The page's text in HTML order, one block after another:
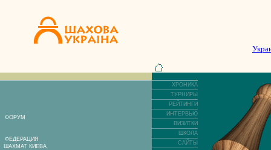
ФОРУМ
ФЕДЕРАЦИЯ
ШАХМАТ КИЕВА
ХРОНИКА
ТУРНИРЫ
РЕЙТИНГИ
ИНТЕРВЬЮ
ВИЗИТКИ
ШКОЛА
САЙТЫ